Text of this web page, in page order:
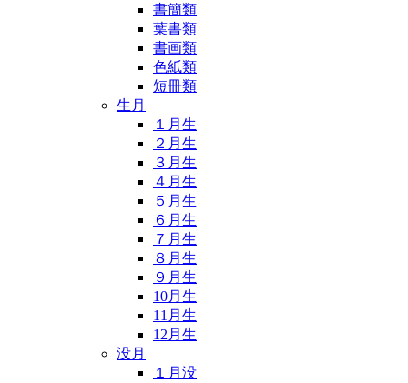
書簡類
葉書類
書画類
色紙類
短冊類
生月
１月生
２月生
３月生
４月生
５月生
６月生
７月生
８月生
９月生
10月生
11月生
12月生
没月
１月没